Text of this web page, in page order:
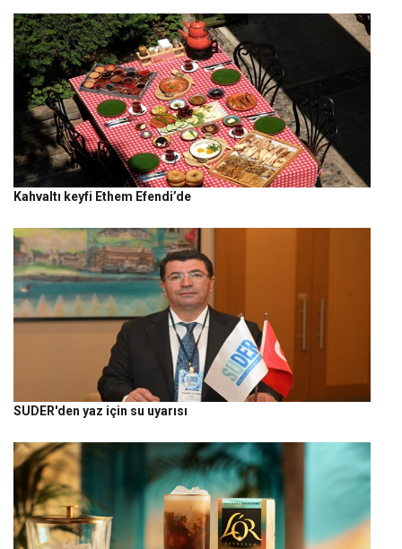
Kahvaltı keyfi Ethem Efendi’de
SUDER'den yaz için su uyarısı